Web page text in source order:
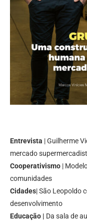
Entrevista | Guilherme
mercado
Cooperativismo |
comunidades
Cidades| São Leopoldo
desenvolvimento
Educação | Da sala de